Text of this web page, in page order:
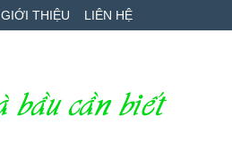
GIỚI THIỆU LIÊN HỆ